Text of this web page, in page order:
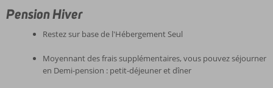
Pension Hiver
Restez sur base de l'Hébergement Seul
Moyennant des frais supplémentaires, vous pouvez séjourner
en Demi-pension : petit-déjeuner et dîner